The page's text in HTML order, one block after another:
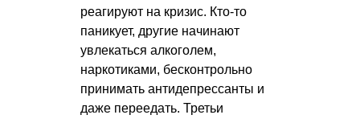
реагируют на кризис. Кто-то
паникует, другие начинают
увлекаться алкоголем,
наркотиками, бесконтрольно
принимать антидепрессанты и
даже переедать. Третьи